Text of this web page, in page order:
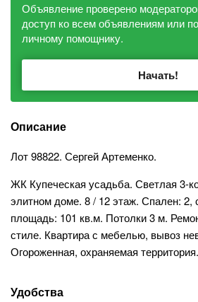
Объявление проверено
доступ ко всем объявлениям или
личному помощнику.
Начать!
Описание
Лот 98822. Сергей Артеменко.
ЖК Купеческая усадьба. Светлая 3-
элитном доме. 8 / 12 этаж. Спален:
площадь: 101 кв.м. Потолки 3 м.
стиле. Квартира с мебелью, вывоз
Огороженная, охраняемая
Удобства